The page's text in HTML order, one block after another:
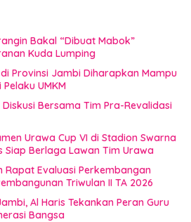
Bakal “Dibuat Mabok”
Kuda Lumping
Provinsi Jambi Diharapkan Mampu
UMKM
Bersama Tim Pra-Revalidasi
Urawa Cup VI di Stadion Swarna
Siap Berlaga Lawan Tim Urawa
Rapat Evaluasi Perkembangan
Triwulan II TA 2026
Al Haris Tekankan Peran Guru
Bangsa